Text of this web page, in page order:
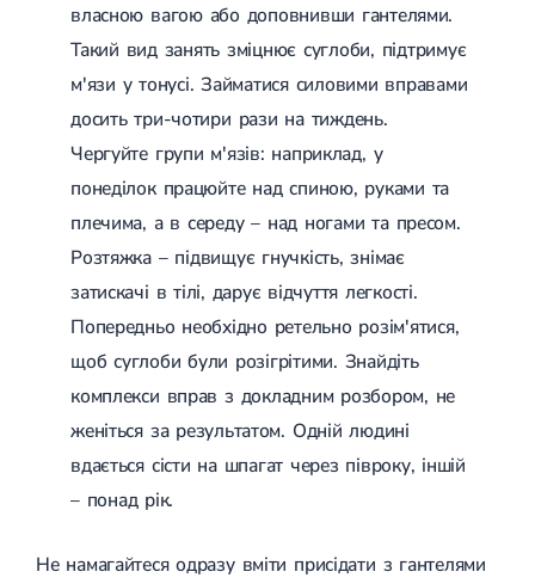
Лікування переломів кісток тазу
Іммобілізація
Лікування переломів шийки стегна і стегнової кістки
Лікування переломів гомілки
Лікування переломів п'яти
Полиостеоартроз
Протез синовіальної рідини
PRP-терапія
Розрив зв'язок
Розрив зв'язок плечового суглобу
Розрив зв'язок ліктьового суглобу
Розрив зв'язок колінного суглоба
Травми сухожиль та м'язів
Ендокринологія
Цукровий діабет
Цукровий діабет 1 типу
Цукровий діабет 2 типу
Нецукровий діабет
Школа діабету
Дифузний токсичний зоб (Базедова хвороба)
власною вагою або доповнивши гантелями.
Такий вид занять зміцнює суглоби, підтримує
м'язи у тонусі. Займатися силовими вправами
досить три-чотири рази на тиждень.
Чергуйте групи м'язів: наприклад, у
понеділок працюйте над спиною, руками та
плечима, а в середу – над ногами та пресом.
Розтяжка – підвищує гнучкість, знімає
затискачі в тілі, дарує відчуття легкості.
Попередньо необхідно ретельно розім'ятися,
щоб суглоби були розігрітими. Знайдіть
комплекси вправ з докладним розбором, не
женіться за результатом. Одній людині
вдається сісти на шпагат через півроку, іншій
– понад рік.
Не намагайтеся одразу вміти присідати з гантелями